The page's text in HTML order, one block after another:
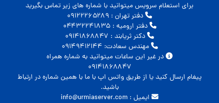
برای استعلام سرویس میتوانید با شماره های زیر تماس بگیرید
دفتر تهران : ۰۹۱۲۲۲۶۵۲۸۹
دفتر ارومیه : ۰۴۴۳۲۲۴۱۸۳۵
دکتر ثریابند : ۰۹۱۴۱۸۶۸۸۴۷
مهندس سعادت: ۰۹۱۴۹۴۱۲۱۴۴
در غیر این ساعات میتوانید به شماره همراه
۰۹۱۴۱۸۶۸۸۴۷
پیغام ارسال کنید یا از طریق واتس اپ با ما با همین شماره در ارتباط
باشید.
ایمیل : info@urmiaserver.com